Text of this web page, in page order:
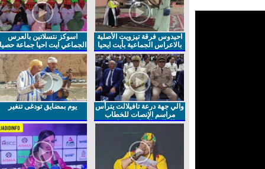
احيدوس فرقة تيزويت الأصلية
بالاعراس الجماعية بأيت ايحيا
اسوكز نتسلاتين بالعرس
الجماعي ايت احيا جماعة حصيا
والي جهة درعة تافيلالت يترأس
مراسم الإنصات للخطاب
الملكي السامي بمناسبة
يوم بمضايق تودغى تنغير